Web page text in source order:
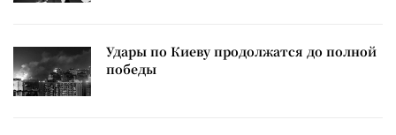
Удары по Киеву продолжатся до полной
победы